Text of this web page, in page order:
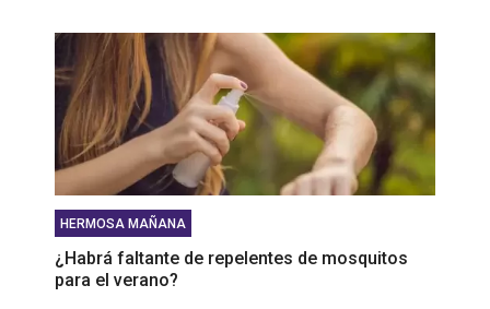
HERMOSA MAÑANA
¿Habrá faltante de repelentes de mosquitos
para el verano?